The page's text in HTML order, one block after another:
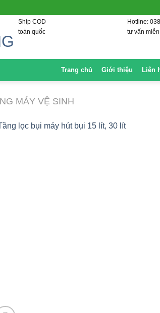
Ship COD
toàn quốc
Hotline:
tư vấn
Trang chủ Giới thiệu Liên
MÁY VỆ SINH